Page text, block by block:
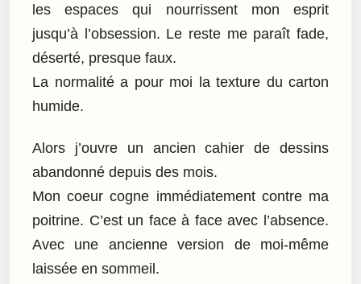
les espaces qui nourrissent mon esprit
jusqu’à l’obsession. Le reste me paraît fade,
déserté, presque faux.
La normalité a pour moi la texture du carton
humide.
Alors j’ouvre un ancien cahier de dessins
abandonné depuis des mois.
Mon coeur cogne immédiatement contre ma
poitrine. C’est un face à face avec l’absence.
Avec une ancienne version de moi-même
laissée en sommeil.